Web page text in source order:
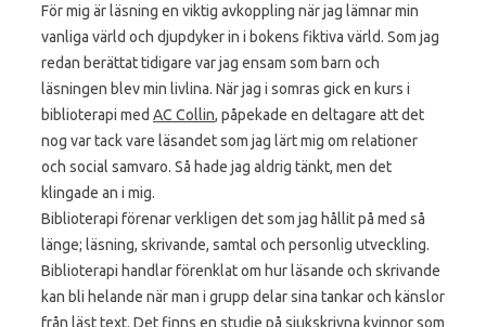
För mig är läsning en viktig avkoppling när jag lämnar min
vanliga värld och djupdyker in i bokens fiktiva värld. Som jag
redan berättat tidigare var jag ensam som barn och
läsningen blev min livlina. När jag i somras gick en kurs i
biblioterapi med AC Collin, påpekade en deltagare att det
nog var tack vare läsandet som jag lärt mig om relationer
och social samvaro. Så hade jag aldrig tänkt, men det
klingade an i mig.
Biblioterapi förenar verkligen det som jag hållit på med så
länge; läsning, skrivande, samtal och personlig utveckling.
Biblioterapi handlar förenklat om hur läsande och skrivande
kan bli helande när man i grupp delar sina tankar och känslor
från läst text. Det finns en studie på sjukskrivna kvinnor som